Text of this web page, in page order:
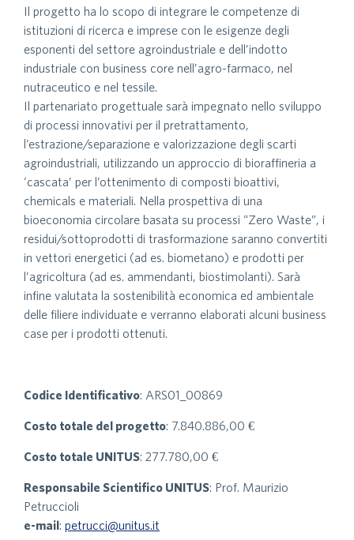
Il progetto ha lo scopo di integrare le competenze di
istituzioni di ricerca e imprese con le esigenze degli
esponenti del settore agroindustriale e dell’indotto
industriale con business core nell’agro-farmaco, nel
nutraceutico e nel tessile.
Il partenariato progettuale sarà impegnato nello sviluppo
di processi innovativi per il pretrattamento,
l’estrazione/separazione e valorizzazione degli scarti
agroindustriali, utilizzando un approccio di bioraffineria a
‘cascata’ per l’ottenimento di composti bioattivi,
chemicals e materiali. Nella prospettiva di una
bioeconomia circolare basata su processi “Zero Waste”, i
residui/sottoprodotti di trasformazione saranno convertiti
in vettori energetici (ad es. biometano) e prodotti per
l’agricoltura (ad es. ammendanti, biostimolanti). Sarà
infine valutata la sostenibilità economica ed ambientale
delle filiere individuate e verranno elaborati alcuni business
case per i prodotti ottenuti.
Codice Identificativo: ARS01_00869
Costo totale del progetto: 7.840.886,00 €
Costo totale UNITUS: 277.780,00 €
Responsabile Scientifico UNITUS: Prof. Maurizio
Petruccioli
e-mail: petrucci@unitus.it